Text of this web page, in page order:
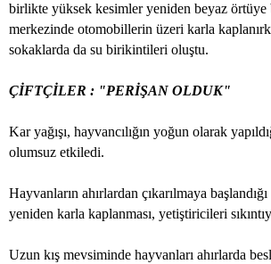
birlikte yüksek kesimler yeniden beyaz örtüye
merkezinde otomobillerin üzeri karla
sokaklarda da su birikintileri oluştu.
ÇİFTÇİLER : "PERİŞAN OLDUK"
Kar yağışı, hayvancılığın yoğun olarak
olumsuz etkiledi.
Hayvanların ahırlardan çıkarılmaya
yeniden karla kaplanması, yetiştiricileri
Uzun kış mevsiminde hayvanları ahırlarda